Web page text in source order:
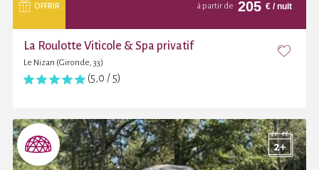
OFFRIR à partir de 205 € / nuit
La Roulotte Viticole & Spa privatif
Le Nizan (Gironde, 33)
(5,0 / 5)